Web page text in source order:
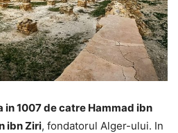
1007 de catre Hammad ibn
ibn Ziri, fondatorul Alger-ului. In